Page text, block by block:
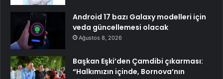
Android 17 bazı Galaxy modelleri için
veda güncellemesi olacak
Ağustos 8, 2026
Başkan Eşki’den Çamdibi çıkarması:
“Halkımızın içinde, Bornova’nın